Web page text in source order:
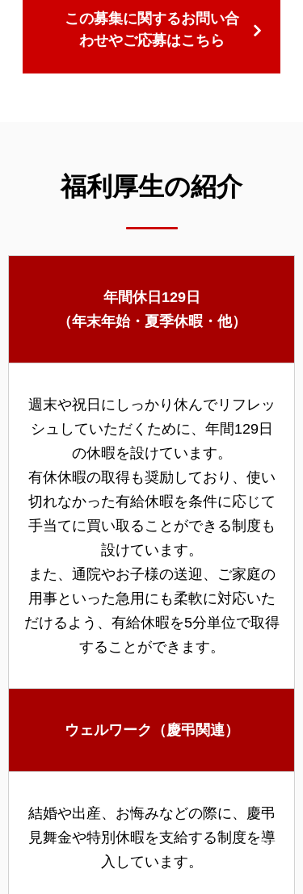
この募集に関するお問い合
わせやご応募はこちら
福利厚生の紹介
年間休日129日
（年末年始・夏季休暇・他）
週末や祝日にしっかり休んでリフレッ
シュしていただくために、年間129日
の休暇を設けています。
有休休暇の取得も奨励しており、使い
切れなかった有給休暇を条件に応じて
手当てに買い取ることができる制度も
設けています。
また、通院やお子様の送迎、ご家庭の
用事といった急用にも柔軟に対応いた
だけるよう、有給休暇を5分単位で取得
することができます。
ウェルワーク（慶弔関連）
結婚や出産、お悔みなどの際に、慶弔
見舞金や特別休暇を支給する制度を導
入しています。